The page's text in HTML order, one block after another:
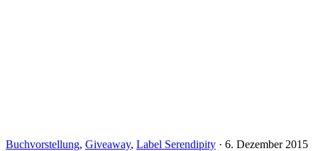
Buchvorstellung, Giveaway, Label Serendipity · 6. Dezember 2015